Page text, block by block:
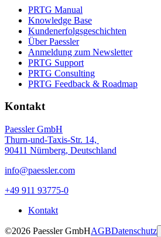
PRTG Manual
Knowledge Base
Kundenerfolgsgeschichten
Über Paessler
Anmeldung zum Newsletter
PRTG Support
PRTG Consulting
PRTG Feedback & Roadmap
Kontakt
Paessler GmbH
Thurn-und-Taxis-Str. 14,
90411 Nürnberg, Deutschland
info@paessler.com
+49 911 93775-0
Kontakt
©2026 Paessler GmbHAGBDatenschutz